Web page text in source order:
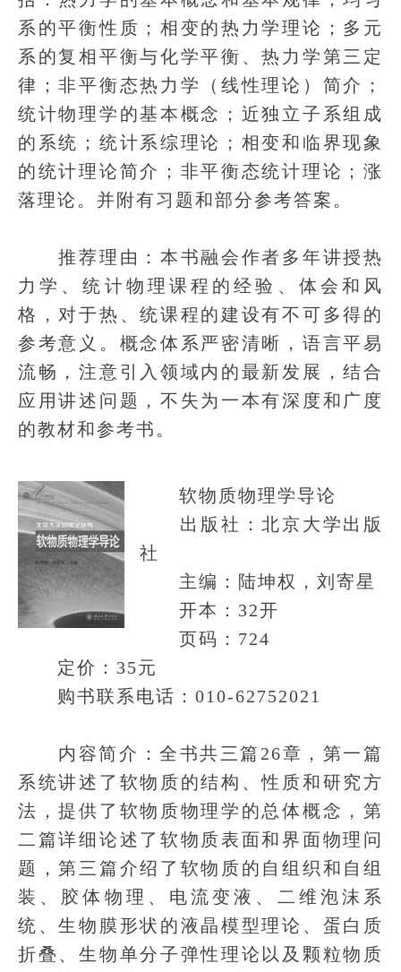
系的平衡性质；相变的热力学理论；多元
系的复相平衡与化学平衡、热力学第三定
律；非平衡态热力学（线性理论）简介；
统计物理学的基本概念；近独立子系组成
的系统；统计系综理论；相变和临界现象
的统计理论简介；非平衡态统计理论；涨
落理论。并附有习题和部分参考答案。
推荐理由：本书融会作者多年讲授热
力学、统计物理课程的经验、体会和风
格，对于热、统课程的建设有不可多得的
参考意义。概念体系严密清晰，语言平易
流畅，注意引入领域内的最新发展，结合
应用讲述问题，不失为一本有深度和广度
的教材和参考书。
软物质物理学导论
出版社：北京大学出版
社
主编：陆坤权，刘寄星
开本：32开
页码：724
定价：35元
购书联系电话：010-62752021
内容简介：全书共三篇26章，第一篇
系统讲述了软物质的结构、性质和研究方
法，提供了软物质物理学的总体概念，第
二篇详细论述了软物质表面和界面物理问
题，第三篇介绍了软物质的自组织和自组
装、胶体物理、电流变液、二维泡沫系
统、生物膜形状的液晶模型理论、蛋白质
折叠、生物单分子弹性理论以及颗粒物质